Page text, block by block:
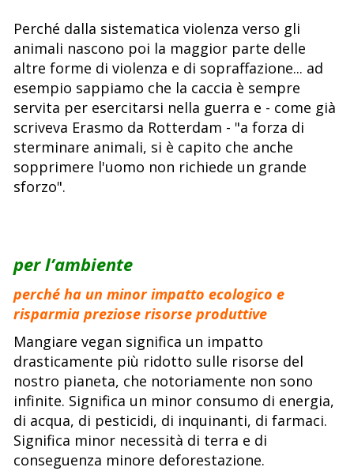
Perché dalla sistematica violenza verso gli
animali nascono poi la maggior parte delle
altre forme di violenza e di sopraffazione... ad
esempio sappiamo che la caccia è sempre
servita per esercitarsi nella guerra e - come già
scriveva Erasmo da Rotterdam - "a forza di
sterminare animali, si è capito che anche
sopprimere l'uomo non richiede un grande
sforzo".
per l’ambiente
perché ha un minor impatto ecologico e
risparmia preziose risorse produttive
Mangiare vegan significa un impatto
drasticamente più ridotto sulle risorse del
nostro pianeta, che notoriamente non sono
infinite. Significa un minor consumo di energia,
di acqua, di pesticidi, di inquinanti, di farmaci.
Significa minor necessità di terra e di
conseguenza minore deforestazione.